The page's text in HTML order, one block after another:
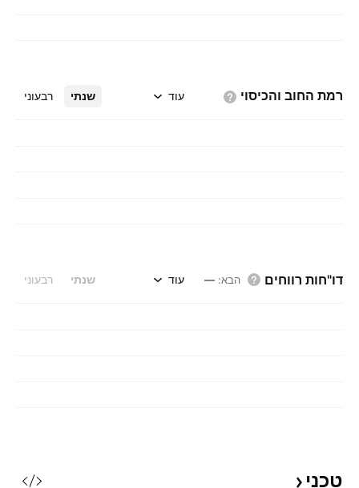
רמת החוב והכיסוי שנתי רבעוני עוד
דו"חות רווחים הבא:
— שנתי רבעוני עוד
טכני